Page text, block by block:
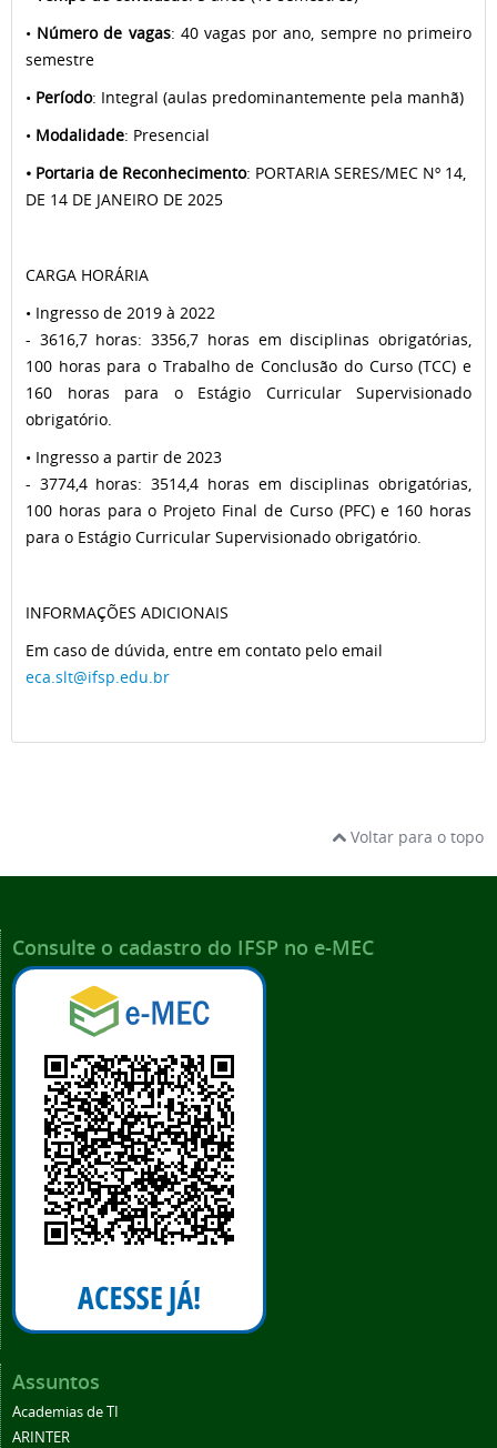
• Número de vagas: 40 vagas por ano, sempre no primeiro
semestre
• Período: Integral (aulas predominantemente pela manhã)
• Modalidade: Presencial
• Portaria de Reconhecimento: PORTARIA SERES/MEC Nº 14,
DE 14 DE JANEIRO DE 2025
CARGA HORÁRIA
• Ingresso de 2019 à 2022
- 3616,7 horas: 3356,7 horas em disciplinas obrigatórias,
100 horas para o Trabalho de Conclusão do Curso (TCC) e
160 horas para o Estágio Curricular Supervisionado
obrigatório.
• Ingresso a partir de 2023
- 3774,4 horas: 3514,4 horas em disciplinas obrigatórias,
100 horas para o Projeto Final de Curso (PFC) e 160 horas
para o Estágio Curricular Supervisionado obrigatório.
INFORMAÇÕES ADICIONAIS
Em caso de dúvida, entre em contato pelo email
eca.slt@ifsp.edu.br
Voltar para o topo
Consulte o cadastro do IFSP no e-MEC
Assuntos
Academias de TI
ARINTER